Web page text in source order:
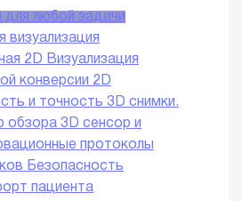
для любой задачи
визуализация
2D Визуализация
конверсии 2D
и точность 3D снимки.
обзора 3D сенсор и
протоколы
Безопасность
пациента